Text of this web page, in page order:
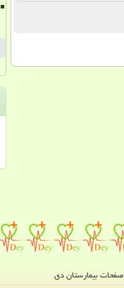
صفحات بیمارستان دی